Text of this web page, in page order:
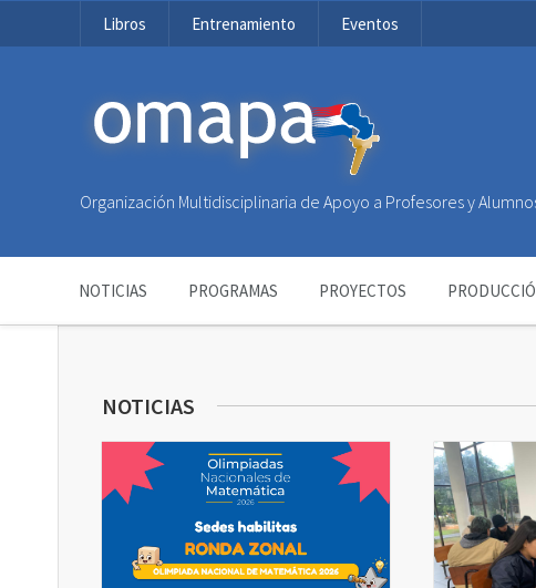
Libros Entrenamiento Eventos
OMAPA
Organización Multidisciplinaria de Apoyo a Profesores y
NOTICIAS PROGRAMAS PROYECTOS
NOTICIAS